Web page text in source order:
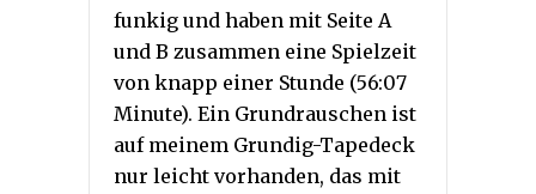
funkig und haben mit Seite A
und B zusammen eine Spielzeit
von knapp einer Stunde (56:07
Minute). Ein Grundrauschen ist
auf meinem Grundig-Tapedeck
nur leicht vorhanden, das mit